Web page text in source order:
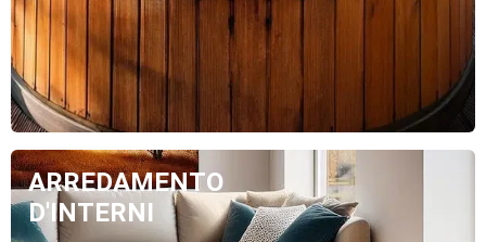
ARREDAMENTO
D'INTERNI